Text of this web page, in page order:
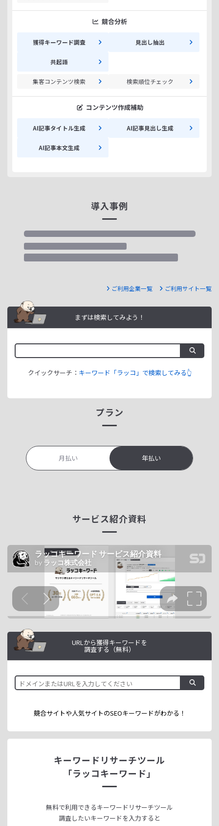
競合分析
獲得キーワード調査 見出し抽出
共起語
集客コンテンツ検索 検索順位チェック
コンテンツ作成補助
AI記事タイトル生成 AI記事見出し生成
AI記事本文生成
導入事例
ご利用企業一覧 ご利用サイト一覧
まずは検索してみよう！
クイックサーチ： キーワード「ラッコ」で検索してみる👆
プラン
月払い 年払い
サービス紹介資料
URLから獲得キーワードを
調査する（無料）
競合サイトや人気サイトのSEOキーワードがわかる！
キーワードリサーチツール
「ラッコキーワード」
無料で利用できるキーワードリサーチツール
調査したいキーワードを入力すると